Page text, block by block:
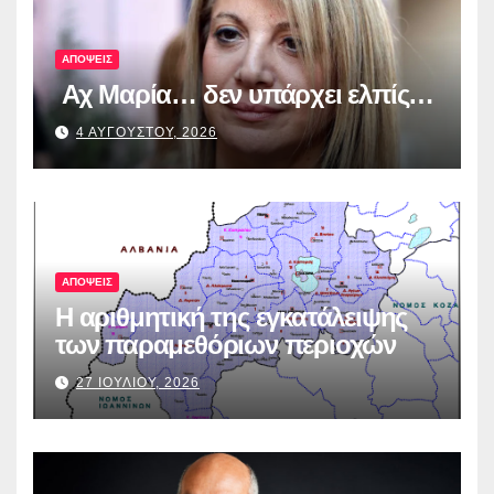
ΑΠΟΨΕΙΣ
Αχ Μαρία… δεν υπάρχει ελπίς…
4 ΑΥΓΟΥΣΤΟΥ, 2026
ΑΠΟΨΕΙΣ
Η αριθμητική της εγκατάλειψης
των παραμεθόριων περιοχών
27 ΙΟΥΛΙΟΥ, 2026